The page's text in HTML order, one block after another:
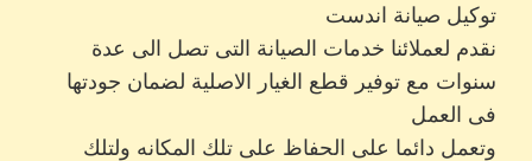
توكيل صيانة اندست
نقدم لعملائنا خدمات الصيانة التى تصل الى عدة
سنوات مع توفير قطع الغيار الاصلية لضمان جودتها
فى العمل
وتعمل دائما على الحفاظ على تلك المكانه ولتلك